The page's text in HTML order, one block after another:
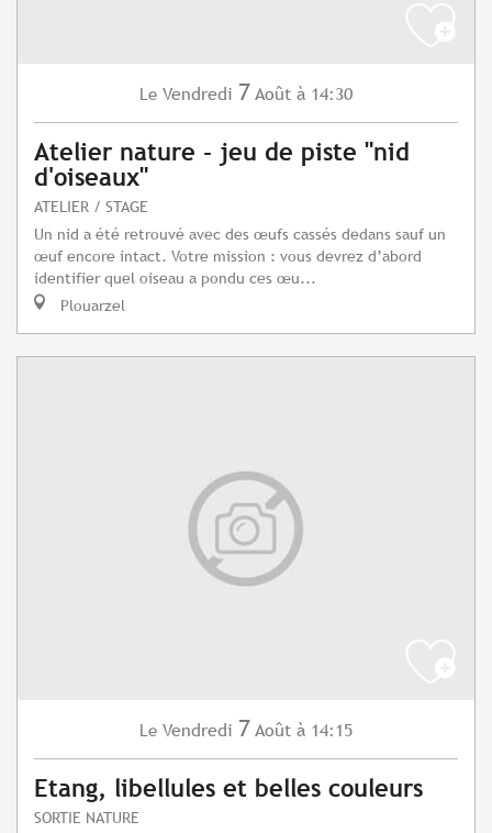
Le Vendredi 7 Août à 14:30
Atelier nature - jeu de piste "nid
d'oiseaux"
ATELIER / STAGE
Un nid a été retrouvé avec des œufs cassés dedans sauf un
œuf encore intact. Votre mission : vous devrez d’abord
identifier quel oiseau a pondu ces œu...
Plouarzel
Le Vendredi 7 Août à 14:15
Etang, libellules et belles couleurs
SORTIE NATURE